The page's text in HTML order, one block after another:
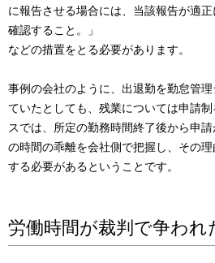
に報告させる場合には、当該報告が適
確認すること。」
などの措置をとる必要があります。
事例の会社のように、出退勤を勤怠管
ていたとしても、残業については申請
スでは、所定の勤務時間終了後から申
の時間の乖離を会社側で把握し、その
する必要があるということです。
労働時間が裁判で争われ